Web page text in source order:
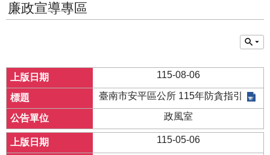
廉政宣導專區
115-08-06
臺南市安平區公所 115年防貪指引
政風室
115-05-06